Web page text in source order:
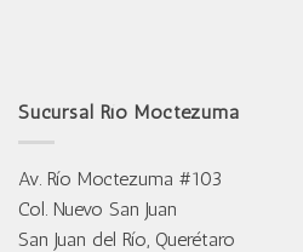
Sucursal Río Moctezuma
Av. Río Moctezuma #103
Col. Nuevo San Juan
San Juan del Río, Querétaro